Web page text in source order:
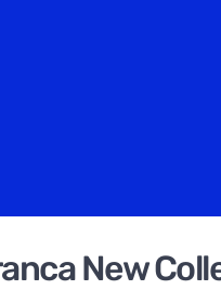
New